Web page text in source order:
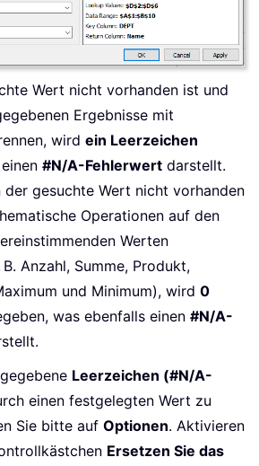
Wert nicht vorhanden ist und
Ergebnisse mit
wird ein Leerzeichen
#N/A-Fehlerwert darstellt.
der gesuchte Wert nicht vorhanden
Operationen auf den
Werten
Anzahl, Summe, Produkt,
und Minimum), wird 0
was ebenfalls einen #N/A-
Leerzeichen (#N/A-
einen festgelegten Wert zu
Sie bitte auf Optionen. Aktivieren
Ersetzen Sie das